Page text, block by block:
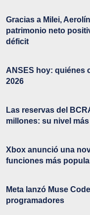
Gracias a Milei,
patrimonio neto
déficit
ANSES hoy: quiénes
2026
Las reservas del
millones: su nivel
Xbox anunció una
funciones más
Meta lanzó Muse
programadores